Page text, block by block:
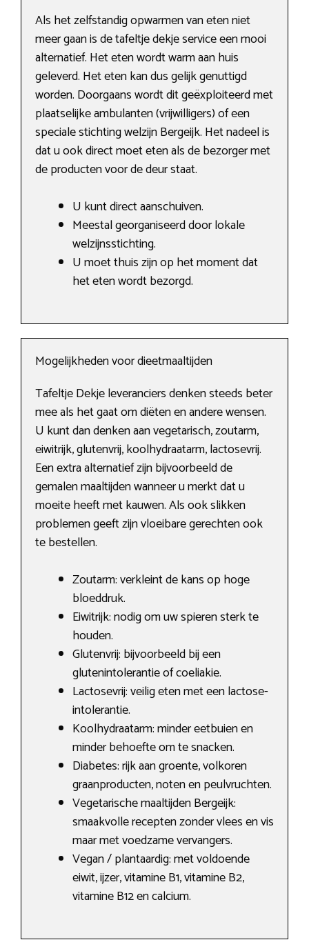
Als het zelfstandig opwarmen van eten niet
meer gaan is de tafeltje dekje service een mooi
alternatief. Het eten wordt warm aan huis
geleverd. Het eten kan dus gelijk genuttigd
worden. Doorgaans wordt dit geëxploiteerd met
plaatselijke ambulanten (vrijwilligers) of een
speciale stichting welzijn Bergeijk. Het nadeel is
dat u ook direct moet eten als de bezorger met
de producten voor de deur staat.
U kunt direct aanschuiven.
Meestal georganiseerd door lokale
welzijnsstichting.
U moet thuis zijn op het moment dat
het eten wordt bezorgd.
Mogelijkheden voor dieetmaaltijden
Tafeltje Dekje leveranciers denken steeds beter
mee als het gaat om diëten en andere wensen.
U kunt dan denken aan vegetarisch, zoutarm,
eiwitrijk, glutenvrij, koolhydraatarm, lactosevrij.
Een extra alternatief zijn bijvoorbeeld de
gemalen maaltijden wanneer u merkt dat u
moeite heeft met kauwen. Als ook slikken
problemen geeft zijn vloeibare gerechten ook
te bestellen.
Zoutarm: verkleint de kans op hoge
bloeddruk.
Eiwitrijk: nodig om uw spieren sterk te
houden.
Glutenvrij: bijvoorbeeld bij een
glutenintolerantie of coeliakie.
Lactosevrij: veilig eten met een lactose-
intolerantie.
Koolhydraatarm: minder eetbuien en
minder behoefte om te snacken.
Diabetes: rijk aan groente, volkoren
graanproducten, noten en peulvruchten.
Vegetarische maaltijden Bergeijk:
smaakvolle recepten zonder vlees en vis
maar met voedzame vervangers.
Vegan / plantaardig: met voldoende
eiwit, ijzer, vitamine B1, vitamine B2,
vitamine B12 en calcium.